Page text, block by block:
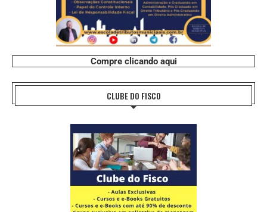
Compre clicando aqui
CLUBE DO FISCO